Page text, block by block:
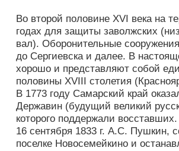
Во второй половине XVI века на
годах для защиты заволжских
вал). Оборонительные
до Сергиевска и далее. В
хорошо и представляют собой
половины XVIII столетия
В 1773 году Самарский край
Державин (будущий великий
которого поддержали восставших.
16 сентября 1833 г. А.С. Пушкин,
поселке Новосемейкино и